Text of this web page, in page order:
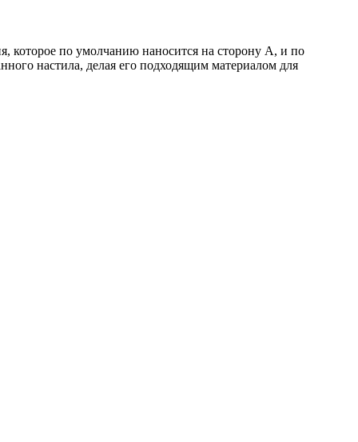
по умолчанию наносится на сторону А, и по
настила, делая его подходящим материалом для